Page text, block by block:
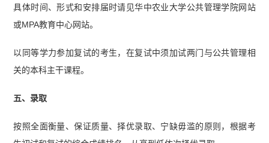
具体时间、形式和安排届时请见华中农业大学公共管理学院网站
或MPA教育中心网站。
以同等学力参加复试的考生，在复试中须加试两门与公共管理相
关的本科主干课程。
五、录取
按照全面衡量、保证质量、择优录取、宁缺毋滥的原则，根据考